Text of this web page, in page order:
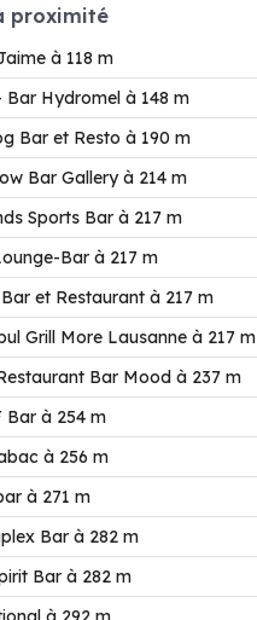
proximité
à 118 m
Bar Hydromel à 148 m
Bar et Resto à 190 m
Bar Gallery à 214 m
Sports Bar à 217 m
Bar à 217 m
et Restaurant à 217 m
Grill More Lausanne à 217 m
Bar Mood à 237 m
Bar à 254 m
à 256 m
à 271 m
Bar à 282 m
Bar à 282 m